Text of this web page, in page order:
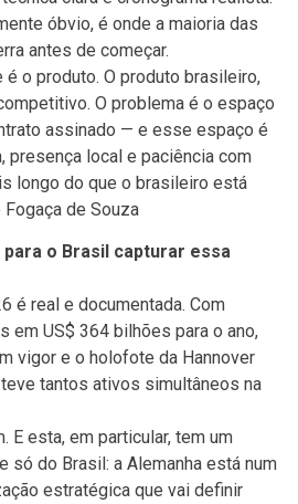
óbvio, é onde a maioria das
antes de começar.
é o produto. O produto brasileiro,
O problema é o espaço
assinado — e esse espaço é
presença local e paciência com
longo do que o brasileiro está
de Souza
o Brasil capturar essa
é real e documentada. Com
em US$ 364 bilhões para o ano,
vigor e o holofote da Hannover
tantos ativos simultâneos na
E esta, em particular, tem um
só do Brasil: a Alemanha está num
estratégica que vai definir